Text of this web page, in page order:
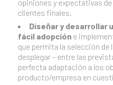
opiniones y expectativas
clientes finales.
Diseñar y desarrollar
fácil adopción e
que permita la selección
desplegar – entre las
perfecta adaptación a los
producto/empresa en